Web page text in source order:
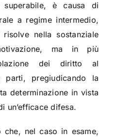
superabile, è causa di
a regime intermedio,
nella sostanziale
ma in più
dei diritto al
parti, pregiudicando la
determinazione in vista
un’efficace difesa.
che, nel caso in esame,